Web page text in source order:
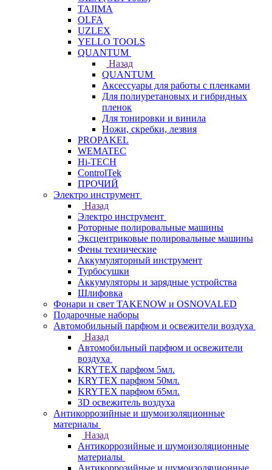
TAJIMA
OLFA
UZLEX
YELLO TOOLS
QUANTUM
Назад
QUANTUM
Аксессуары для работы с пленками
Для полиуретановых и гибридных
пленок
Для тонировки и винила
Ножи, скребки, лезвия
PROPAKEL
WEMATEC
Hi-TECH
ControlTek
ПРОЧИЙ
Электро инструмент
Назад
Электро инструмент
Роторные полировальные машины
Эксцентриковые полировальные машины
Фены технические
Аккумуляторный инструмент
Турбосушки
Аккумуляторы и зарядные устройства
Шлифовка
Фонари и свет TAKENOW и OSNOVALED
Подарочные наборы
Автомобильный парфюм и освежители воздуха
Назад
Автомобильный парфюм и освежители
воздуха
KRYTEX парфюм 5мл.
KRYTEX парфюм 50мл.
KRYTEX парфюм 65мл.
3D освежитель воздуха
Антикоррозийные и шумоизоляционные
материалы
Назад
Антикоррозийные и шумоизоляционные
материалы
Антикоррозийные и шумоизоляционные